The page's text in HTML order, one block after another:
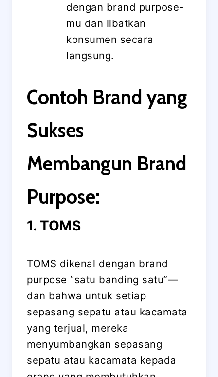
dengan brand purpose-
mu dan libatkan
konsumen secara
langsung.
Contoh Brand yang
Sukses
Membangun Brand
Purpose:
1. TOMS
TOMS dikenal dengan brand
purpose “satu banding satu”—
dan bahwa untuk setiap
sepasang sepatu atau kacamata
yang terjual, mereka
menyumbangkan sepasang
sepatu atau kacamata kepada